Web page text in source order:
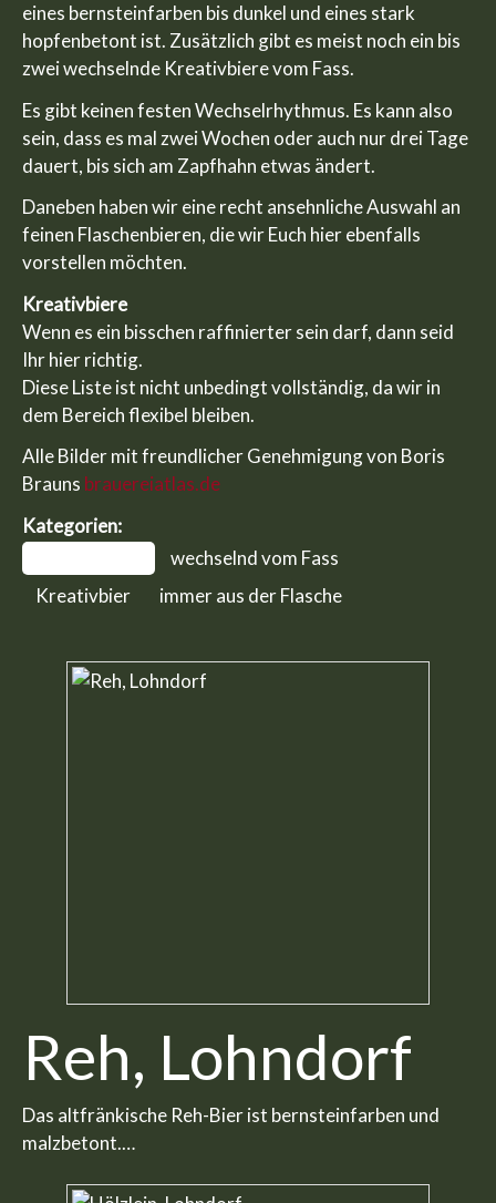
eines bernsteinfarben bis dunkel und eines stark
hopfenbetont ist. Zusätzlich gibt es meist noch ein bis
zwei wechselnde Kreativbiere vom Fass.
Es gibt keinen festen Wechselrhythmus. Es kann also
sein, dass es mal zwei Wochen oder auch nur drei Tage
dauert, bis sich am Zapfhahn etwas ändert.
Daneben haben wir eine recht ansehnliche Auswahl an
feinen Flaschenbieren, die wir Euch hier ebenfalls
vorstellen möchten.
Kreativbiere
Wenn es ein bisschen raffinierter sein darf, dann seid
Ihr hier richtig.
Diese Liste ist nicht unbedingt vollständig, da wir in
dem Bereich flexibel bleiben.
Alle Bilder mit freundlicher Genehmigung von Boris
Brauns brauereiatlas.de
Kategorien:
wechselnd vom Fass
Kreativbier
immer aus der Flasche
Reh, Lohndorf
Das altfränkische Reh-Bier ist bernsteinfarben und
malzbetont.…